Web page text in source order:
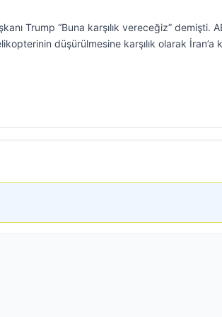
Trump “Buna karşılık vereceğiz” demişti.
düşürülmesine karşılık olarak İran’a